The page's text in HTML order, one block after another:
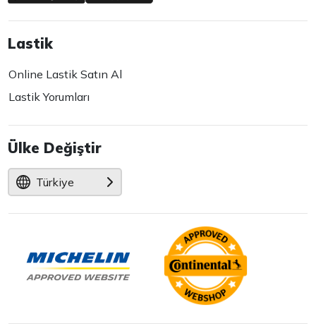
Lastik
Online Lastik Satın Al
Lastik Yorumları
Ülke Değiştir
Türkiye